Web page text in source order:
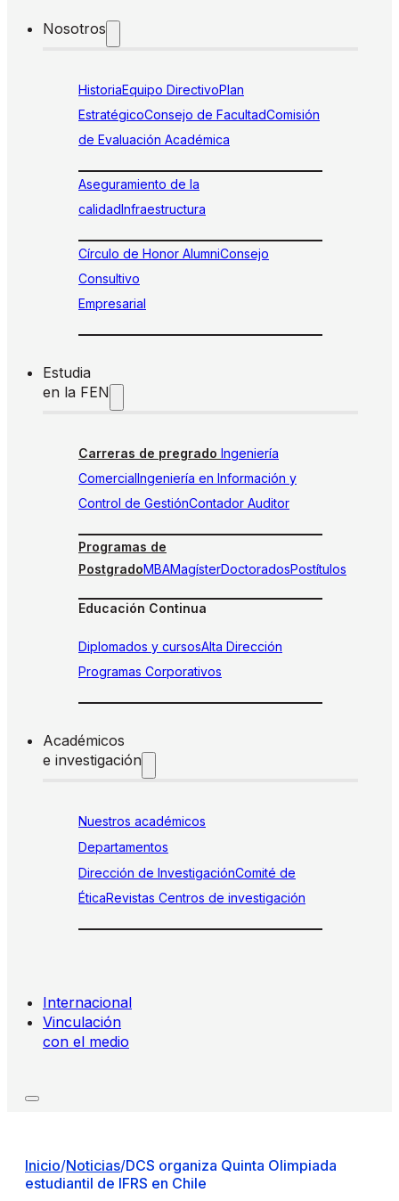
Nosotros
HistoriaEquipo DirectivoPlan
EstratégicoConsejo de FacultadComisión
de Evaluación Académica
Aseguramiento de la
calidadInfraestructura
Círculo de Honor AlumniConsejo
Consultivo
Empresarial
Estudia
en la FEN
Carreras de pregrado Ingeniería
ComercialIngeniería en Información y
Control de GestiónContador Auditor
Programas de
PostgradoMBAMagísterDoctoradosPostítulos
Educación Continua
Diplomados y cursosAlta Dirección
Programas Corporativos
Académicos
e investigación
Nuestros académicos
Departamentos
Dirección de InvestigaciónComité de
ÉticaRevistas Centros de investigación
Internacional
Vinculación
con el medio
Inicio/Noticias/DCS organiza Quinta Olimpiada
estudiantil de IFRS en Chile